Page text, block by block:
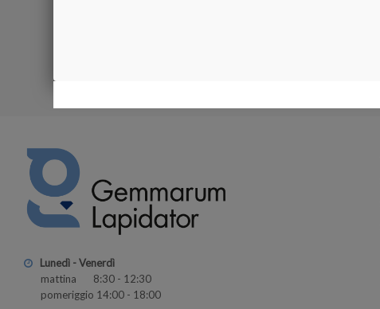
Lunedì - Venerdì
mattina 8:30 - 12:30
pomeriggio 14:00 - 18:00